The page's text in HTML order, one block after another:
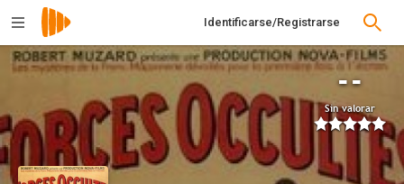
Identificarse/Registrarse
--
Sin valorar